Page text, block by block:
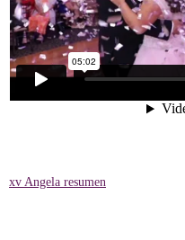
xv Angela resumen